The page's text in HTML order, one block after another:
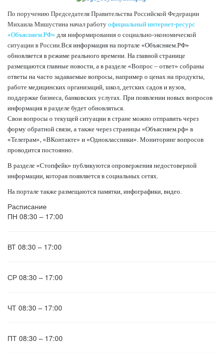
По поручению Председателя Правительства Российской Федерации
Михаила Мишустина начал работу официальный интернет-ресурс
«Объясняем.РФ» для информирования о социально-экономической
ситуации в России.Вся информация на портале «Объясняем.РФ»
обновляется в режиме реального времени. На главной странице
размещаются главные новости, а в разделе «Вопрос – ответ» собраны
ответы на часто задаваемые вопросы, например о ценах на продукты,
работе медицинских организаций, школ, детских садов и вузов,
поддержке бизнеса, банковских услугах. При появлении новых вопросов
информация в разделе будет обновляться.
Свои вопросы о текущей ситуации в стране можно отправить через
форму обратной связи, а также через страницы «Объясняем.рф» в
«Телеграм», «ВКонтакте» и «Одноклассники». Мониторинг вопросов
проводится постоянно.
В разделе «Стопфейк» публикуются опровержения недостоверной
информации, которая появляется в социальных сетях.
На портале также размещаются памятки, инфографики, видео.
Расписание
ПН 08:30 – 17:00
ВТ 08:30 – 17:00
СР 08:30 – 17:00
ЧТ 08:30 – 17:00
ПТ 08:30 – 17:00